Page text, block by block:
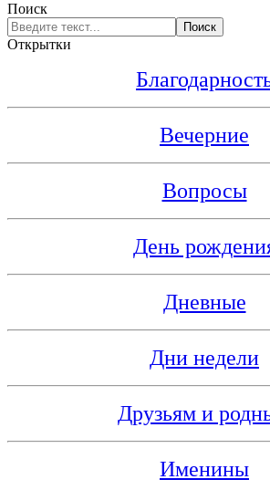
Поиск
Поиск
Открытки
Вечерние
Вопросы
День
Дневные
Дни недели
Друзьям и
Именины